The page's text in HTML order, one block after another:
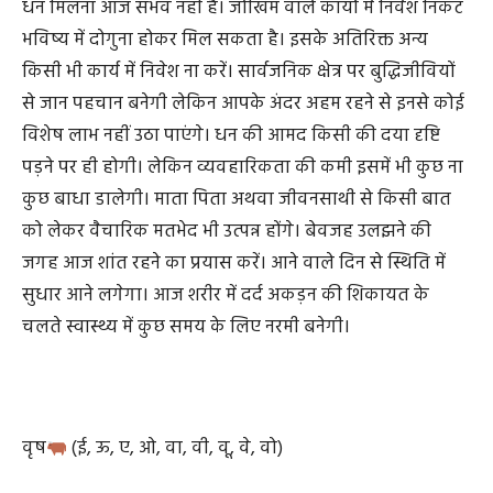
से धन प्राप्ति के सपने देखेंगे। लेकिन इन से निराश होना पड़ेगा।
व्यवसायी वर्ग आज थोड़ा थोड़ा लाभ कमाने का प्रयास करें इकट्ठा
धन मिलना आज संभव नहीं है। जोखिम वाले कार्यों में निवेश निकट
भविष्य में दोगुना होकर मिल सकता है। इसके अतिरिक्त अन्य
किसी भी कार्य में निवेश ना करें। सार्वजनिक क्षेत्र पर बुद्धिजीवियों
से जान पहचान बनेगी लेकिन आपके अंदर अहम रहने से इनसे कोई
विशेष लाभ नहीं उठा पाएंगे। धन की आमद किसी की दया दृष्टि
पड़ने पर ही होगी। लेकिन व्यवहारिकता की कमी इसमें भी कुछ ना
कुछ बाधा डालेगी। माता पिता अथवा जीवनसाथी से किसी बात
को लेकर वैचारिक मतभेद भी उत्पन्न होंगे। बेवजह उलझने की
जगह आज शांत रहने का प्रयास करें। आने वाले दिन से स्थिति में